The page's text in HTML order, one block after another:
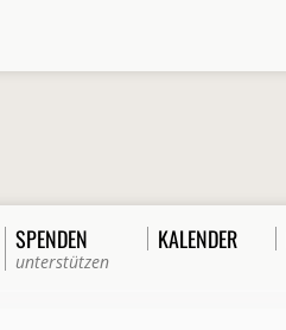
SPENDEN
unterstützen
KALENDER